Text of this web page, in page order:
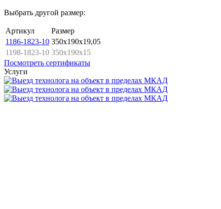
Выбрать другой размер:
Артикул
Размер
1186-1823-10 350x190x19,05
1198-1823-10 350x190x15
Посмотреть сертификаты
Услуги